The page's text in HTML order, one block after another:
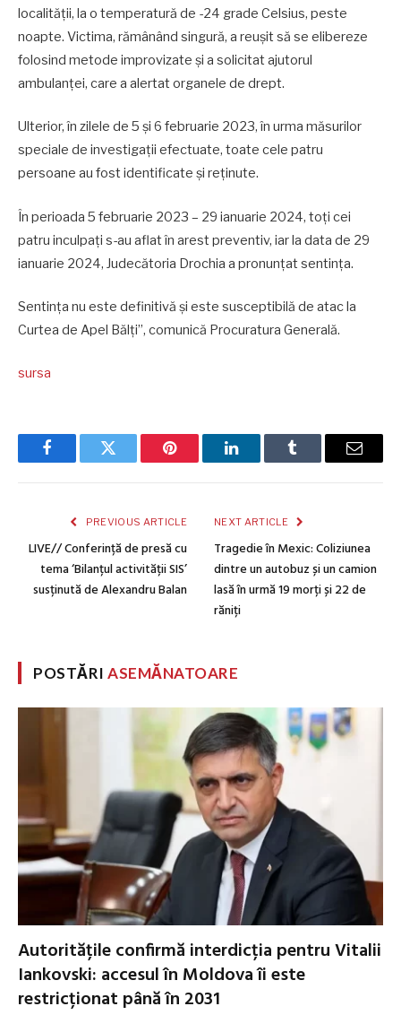
localității, la o temperatură de -24 grade Celsius, peste
noapte. Victima, rămânând singură, a reușit să se elibereze
folosind metode improvizate și a solicitat ajutorul
ambulanței, care a alertat organele de drept.
Ulterior, în zilele de 5 și 6 februarie 2023, în urma măsurilor
speciale de investigații efectuate, toate cele patru
persoane au fost identificate și reținute.
În perioada 5 februarie 2023 – 29 ianuarie 2024, toți cei
patru inculpați s-au aflat în arest preventiv, iar la data de 29
ianuarie 2024, Judecătoria Drochia a pronunțat sentința.
Sentința nu este definitivă și este susceptibilă de atac la
Curtea de Apel Bălți”, comunică Procuratura Generală.
sursa
FacebookTwitter Pinterest LinkedInTumblr Email
PREVIOUS ARTICLE
LIVE// Conferință de presă cu
tema ‘Bilanțul activității SIS’
susținută de Alexandru Balan
NEXT ARTICLE
Tragedie în Mexic: Coliziunea
dintre un autobuz și un camion
lasă în urmă 19 morți și 22 de
răniți
POSTĂRIASEMĂNATOARE
Autoritățile confirmă interdicția pentru Vitalii
Iankovski: accesul în Moldova îi este
restricționat până în 2031